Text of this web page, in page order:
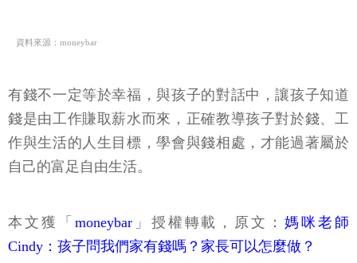
資料來源：moneybar
有錢不一定等於幸福，與孩子的對話中，讓孩子知道
錢是由工作賺取薪水而來，正確教導孩子對於錢、工
作與生活的人生目標，學會與錢相處，才能過著屬於
自己的富足自由生活。
本文獲「 moneybar」授權轉載，原文：媽咪老師
Cindy：孩子問我們家有錢嗎？家長可以怎麼做？